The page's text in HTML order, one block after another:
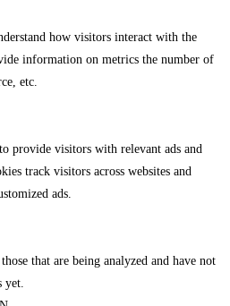
how visitors interact with the
information on metrics the number of
etc.
provide visitors with relevant ads and
track visitors across websites and
ads.
that are being analyzed and have not
yet.